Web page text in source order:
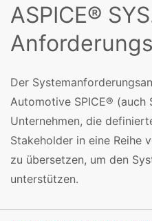
ASPICE®
Der
Automotive SPICE® (auch
Unternehmen, die
Stakeholder in eine Reihe
zu übersetzen, um den
unterstützen.